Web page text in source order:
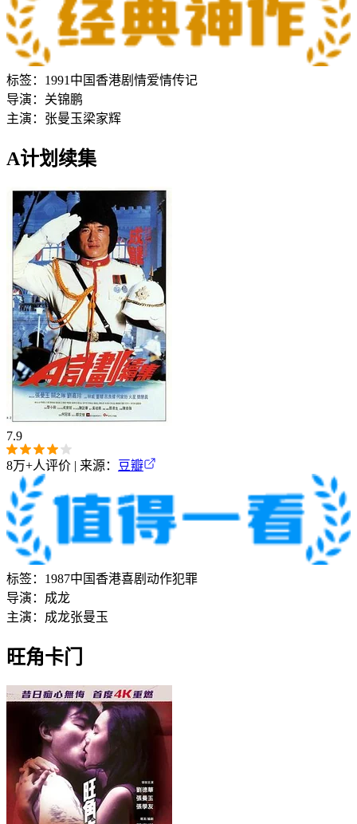
标签： 1991 中国香港剧情爱情传记
导演： 关锦鹏
主演： 张曼玉梁家辉
A计划续集
7.9
8万+人评价 | 来源： 豆瓣
标签： 1987中国香港喜剧 动作犯罪
导演： 成龙
主演： 成龙张曼玉
旺角卡门